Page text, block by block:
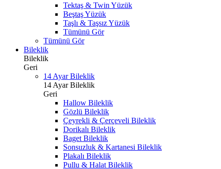
Tektaş & Twin Yüzük
Beştaş Yüzük
Taşlı & Taşsız Yüzük
Tümünü Gör
Tümünü Gör
Bileklik
Bileklik
Geri
14 Ayar Bileklik
14 Ayar Bileklik
Geri
Hallow Bileklik
Gözlü Bileklik
Çeyrekli & Çerçeveli Bileklik
Dorikalı Bileklik
Baget Bileklik
Sonsuzluk & Kartanesi Bileklik
Plakalı Bileklik
Pullu & Halat Bileklik